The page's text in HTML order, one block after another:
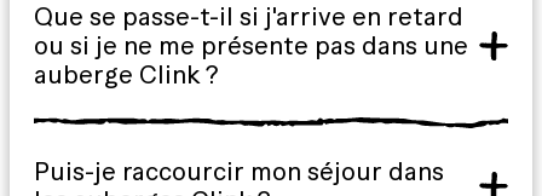
Que se passe-t-il si j'arrive en retard
ou si je ne me présente pas dans une
auberge Clink ?
Puis-je raccourcir mon séjour dans